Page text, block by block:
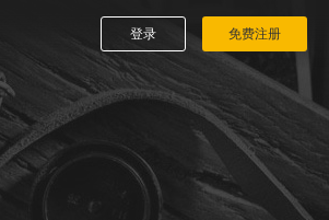
登录 免费注册